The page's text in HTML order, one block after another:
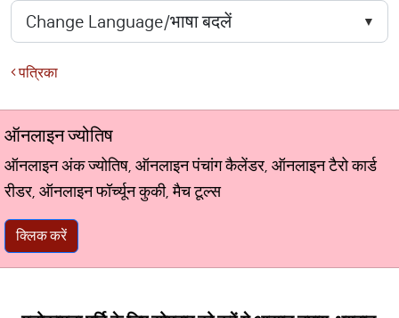
पत्रिका
ऑनलाइन ज्योतिष
ऑनलाइन अंक ज्योतिष, ऑनलाइन पंचांग कैलेंडर, ऑनलाइन टैरो कार्ड
रीडर, ऑनलाइन फॉर्च्यून कुकी, मैच टूल्स
क्लिक करें